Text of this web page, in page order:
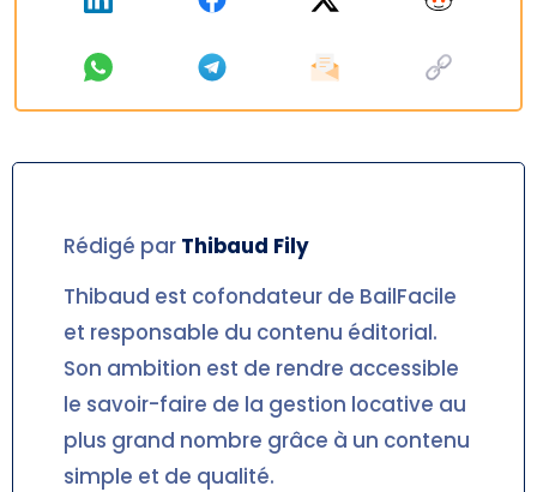
Rédigé par Thibaud Fily
Thibaud est cofondateur de BailFacile
et responsable du contenu éditorial.
Son ambition est de rendre accessible
le savoir-faire de la gestion locative au
plus grand nombre grâce à un contenu
simple et de qualité.